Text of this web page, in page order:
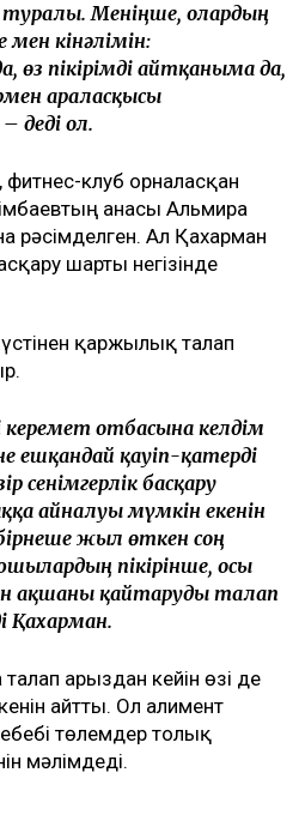
туралы. Меніңше, олардың
мен кінәлімін:
өз пікірімді айтқаныма да,
араласқысы
деді ол.
клуб орналасқан
анасы Альмира
рәсімделген. Ал Қахарман
шарты негізінде
қаржылық талап
керемет отбасына келдім
ешқандай қауіп-қатерді
сенімгерлік басқару
айналуы мүмкін екенін
жыл өткен соң
пікірінше, осы
ақшаны қайтаруды талап
Қахарман.
арыздан кейін өзі де
айтты. Ол алимент
төлемдер толық
мәлімдеді.